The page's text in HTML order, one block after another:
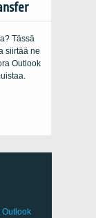
Tässä
siirtää ne
Outlook
Outlook